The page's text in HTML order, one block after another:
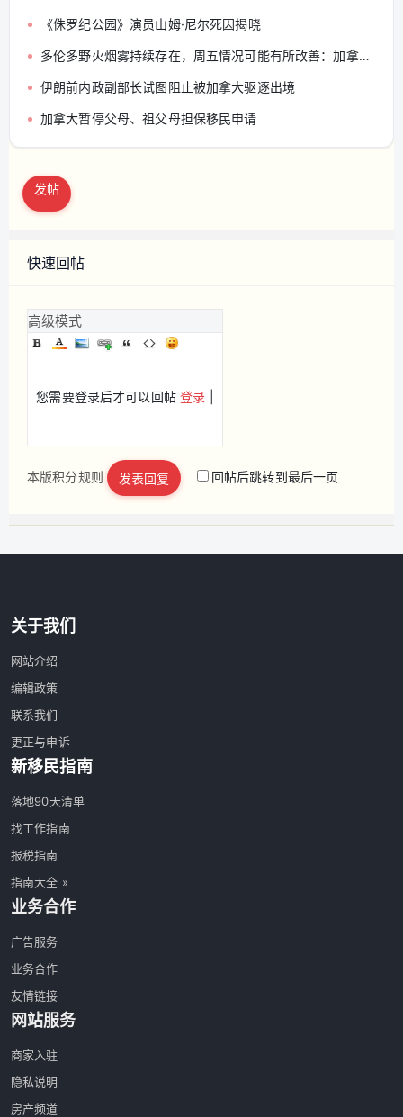
《侏罗纪公园》演员山姆·尼尔死因揭晓
多伦多野火烟雾持续存在，周五情况可能有所改善：加拿大环境部
伊朗前内政副部长试图阻止被加拿大驱逐出境
加拿大暂停父母、祖父母担保移民申请
发帖
快速回帖
高级模式
您需要登录后才可以回帖登录
立即注册
本版积分规则 发表回复 回帖后跳转到最后一页
关于我们
网站介绍
编辑政策
联系我们
更正与申诉
新移民指南
落地90天清单
找工作指南
报税指南
指南大全 »
业务合作
广告服务
业务合作
友情链接
网站服务
商家入驻
隐私说明
房产频道